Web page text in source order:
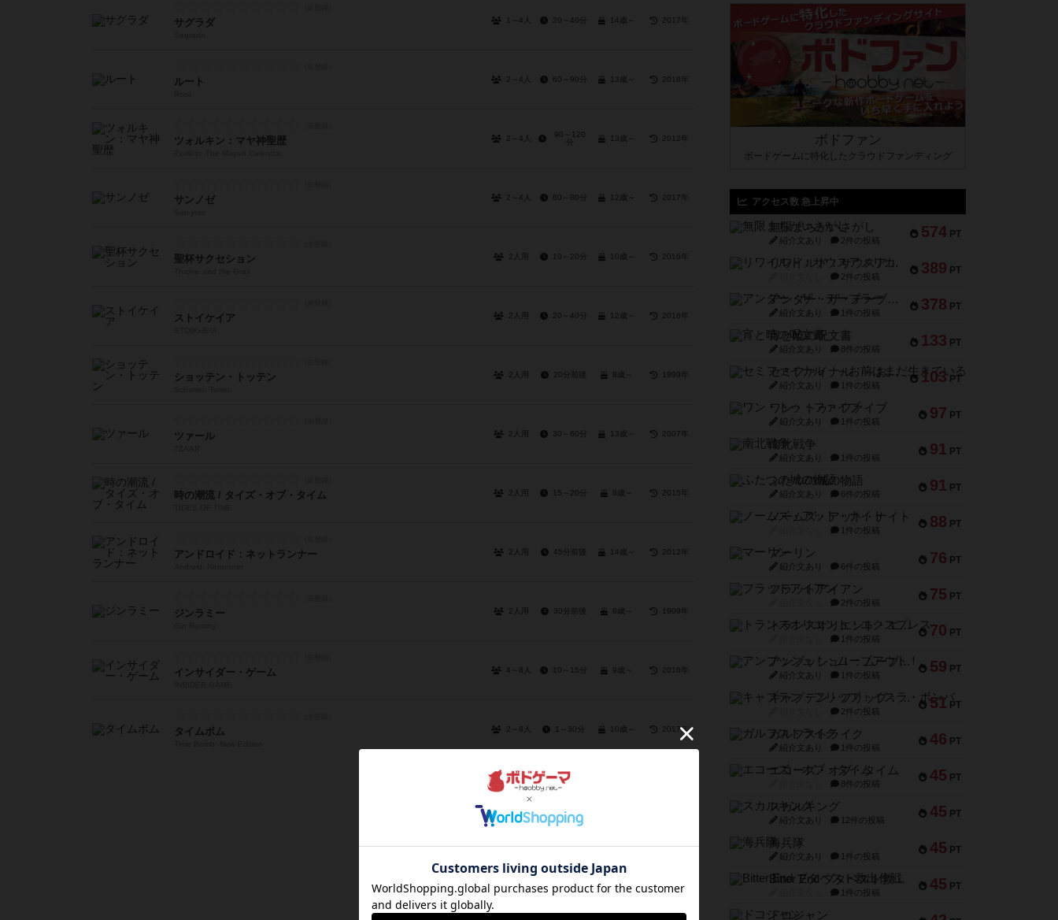
サグラダ 1～4人 20～40分 14歳～ 2017年
ルート 2～4人 60～90分 13歳～ 2018年
ツォルキン：マヤ神聖歴 2～4人
90～120
分
13歳～ 2012年
サンノゼ 2～4人 60～80分 12歳～ 2017年
聖杯サクセション 2人用 10～20分 10歳～ 2016年
ストイケイア 2人用 20～40分 12歳～ 2016年
ショッテン・トッテン 2人用 20分前後 8歳～ 1999年
ツァール 2人用 30～60分 13歳～ 2007年
時の潮流 / タイズ・オブ・タイム 2人用 15～20分 8歳～ 2015年
アンドロイド：ネットランナー 2人用 45分前後 14歳～ 2012年
ジンラミー 2人用 30分前後 8歳～ 1909年
インサイダー・ゲーム 4～8人 10～15分 9歳～ 2016年
タイムボム 2～8人 1～30分 10歳～ 2017年
ボドファン
ボードゲームに特化したクラウドファンディング
アクセス数 急上昇中
574 PT
無限まちがいさがし
紹介文あり 2件の投稿
389 PT
リワイルド：サウスアメリカ
2件の投稿
378 PT
アンダー・ザ・テーブラー
紹介文あり 1件の投稿
133 PT
宵と暁の呪文書
紹介文あり 8件の投稿
103 PT
セミファイナル ～お前はまだ生きている～
紹介文あり 1件の投稿
97 PT
ワン・トゥ・ファイブ
紹介文あり 1件の投稿
91 PT
南北戦争
紹介文あり 1件の投稿
91 PT
ふたつの城の物語
紹介文あり 6件の投稿
88 PT
ノームズ・アット・ナイト
1件の投稿
76 PT
マーリン
紹介文あり 6件の投稿
75 PT
フラットアイアン
2件の投稿
70 PT
トランスオリエント・エクスプレス
1件の投稿
59 PT
アンブッシュ！：ムーブアウト！
紹介文あり 1件の投稿
51 PT
キャプテン・フリップ：イスラ・ボンバ
2件の投稿
46 PT
ガルフストライク
紹介文あり 1件の投稿
45 PT
エコーズ・オブ・タイム
8件の投稿
45 PT
スカルキング
紹介文あり 12件の投稿
45 PT
海兵隊
紹介文あり 1件の投稿
45 PT
Bitter End ブタペスト救出作戦
1件の投稿
ドコジャン